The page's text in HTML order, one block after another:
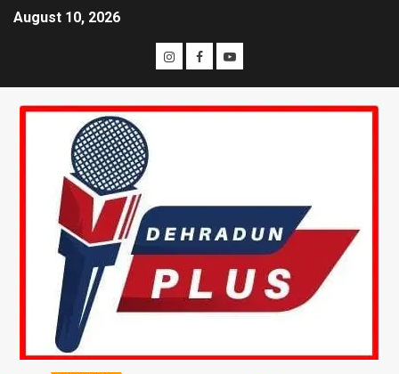
August 10, 2026